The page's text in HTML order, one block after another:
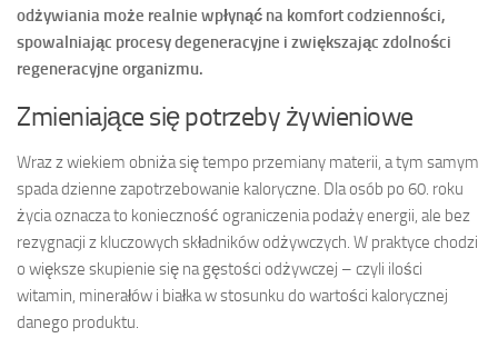
odżywiania może realnie wpłynąć na komfort codzienności,
spowalniając procesy degeneracyjne i zwiększając zdolności
regeneracyjne organizmu.
Zmieniające się potrzeby żywieniowe
Wraz z wiekiem obniża się tempo przemiany materii, a tym samym
spada dzienne zapotrzebowanie kaloryczne. Dla osób po 60. roku
życia oznacza to konieczność ograniczenia podaży energii, ale bez
rezygnacji z kluczowych składników odżywczych. W praktyce chodzi
o większe skupienie się na gęstości odżywczej – czyli ilości
witamin, minerałów i białka w stosunku do wartości kalorycznej
danego produktu.